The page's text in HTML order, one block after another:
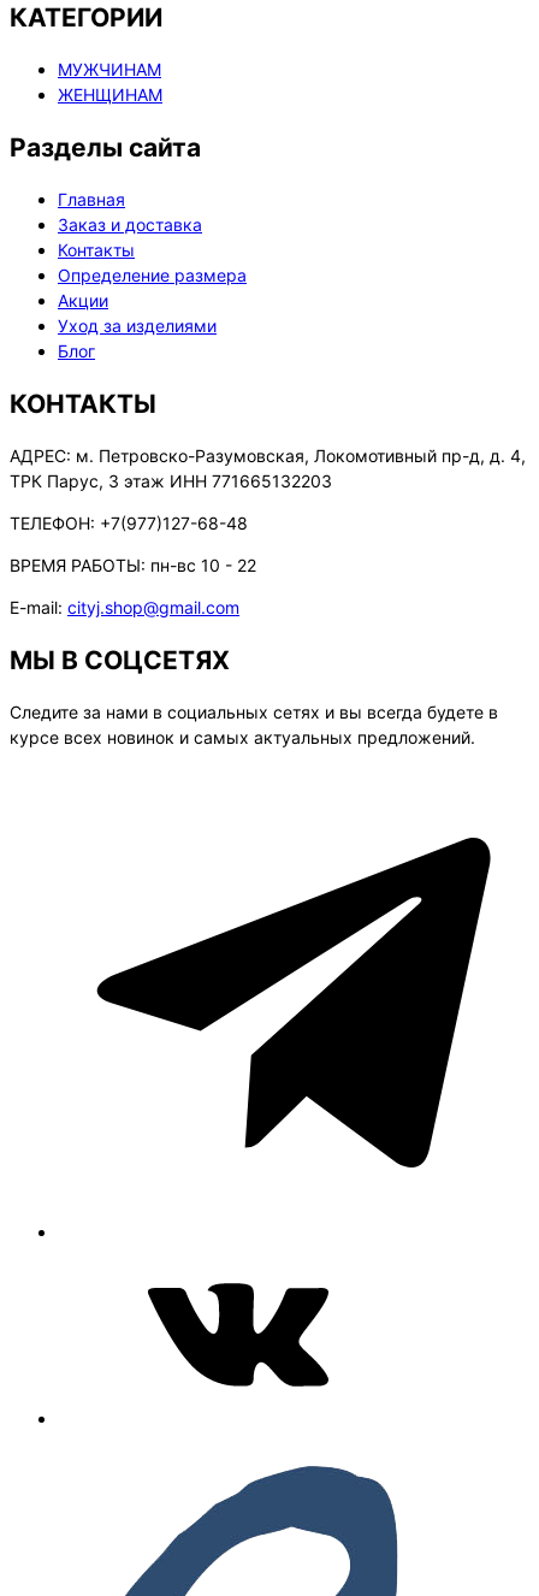
КАТЕГОРИИ
МУЖЧИНАМ
ЖЕНЩИНАМ
Разделы сайта
Главная
Заказ и доставка
Контакты
Определение размера
Акции
Уход за изделиями
Блог
КОНТАКТЫ
АДРЕС: м. Петровско-Разумовская, Локомотивный пр-д, д. 4,
ТРК Парус, 3 этаж ИНН 771665132203
ТЕЛЕФОН: +7(977)127-68-48
ВРЕМЯ РАБОТЫ: пн-вс 10 - 22
E-mail: cityj.shop@gmail.com
МЫ В СОЦСЕТЯХ
Следите за нами в социальных сетях и вы всегда будете в
курсе всех новинок и самых актуальных предложений.